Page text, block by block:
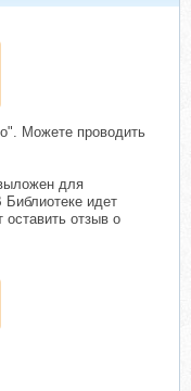
Можете проводить
для
идет
оставить отзыв о